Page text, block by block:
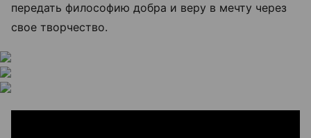
передать философию добра и веру в мечту через
свое творчество.